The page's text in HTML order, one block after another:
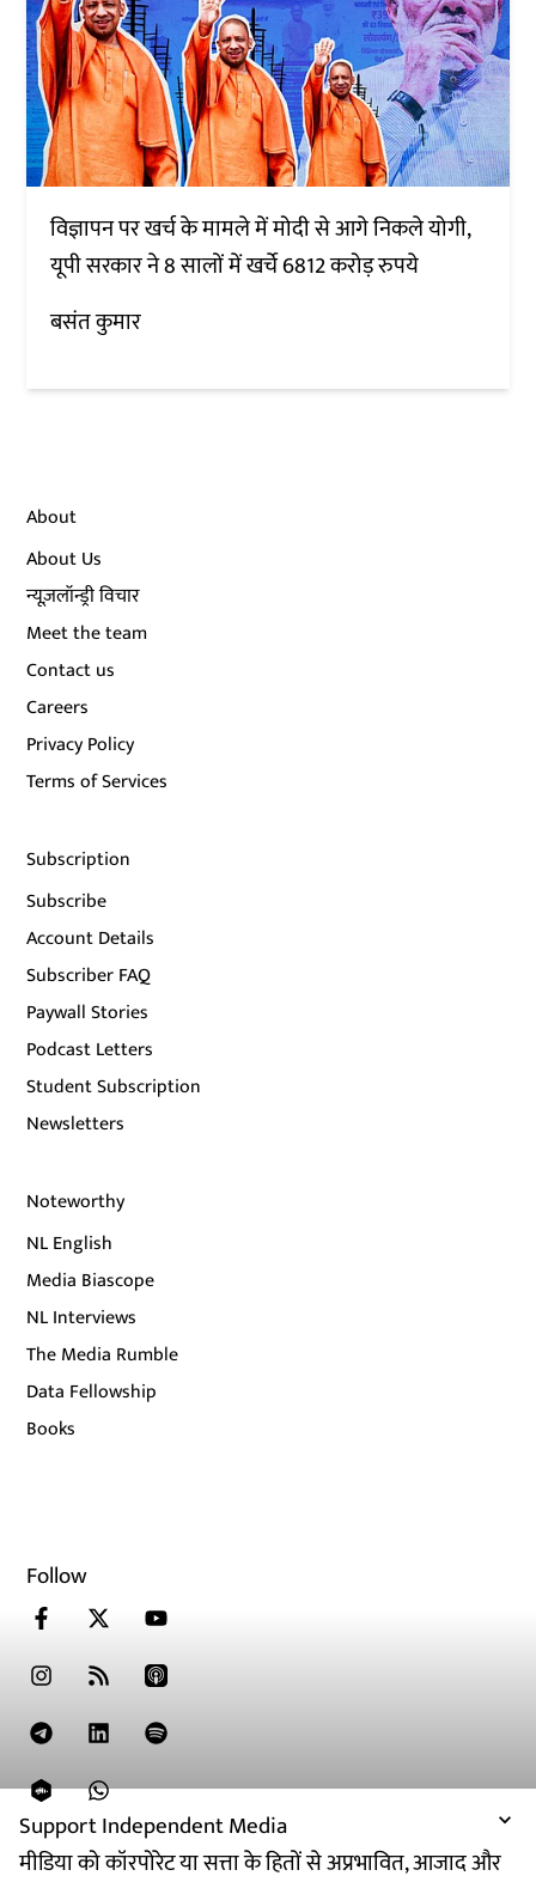
Support Independent Media
मीडिया को कॉरपोरेट या सत्ता के हितों से अप्रभावित, आजाद और
विज्ञापन पर खर्च के मामले में मोदी से आगे निकले योगी,
यूपी सरकार ने 8 सालों में खर्चे 6812 करोड़ रुपये
बसंत कुमार
About
About Us
न्यूज़लॉन्ड्री विचार
Meet the team
Contact us
Careers
Privacy Policy
Terms of Services
Subscription
Subscribe
Account Details
Subscriber FAQ
Paywall Stories
Podcast Letters
Student Subscription
Newsletters
Noteworthy
NL English
Media Biascope
NL Interviews
The Media Rumble
Data Fellowship
Books
Follow